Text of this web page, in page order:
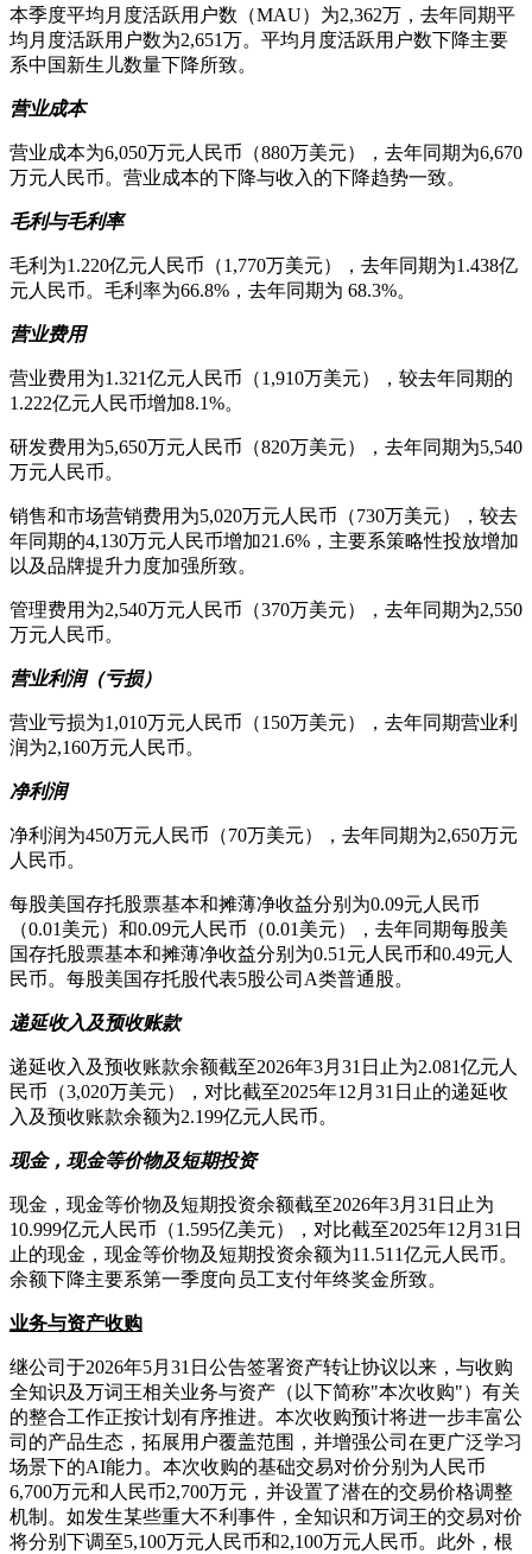
本季度平均月度活跃用户数（MAU）为2,362万，去年同期平
均月度活跃用户数为2,651万。平均月度活跃用户数下降主要
系中国新生儿数量下降所致。
营业成本
营业成本为6,050万元人民币（880万美元），去年同期为6,670
万元人民币。营业成本的下降与收入的下降趋势一致。
毛利与毛利率
毛利为1.220亿元人民币（1,770万美元），去年同期为1.438亿
元人民币。毛利率为66.8%，去年同期为 68.3%。
营业费用
营业费用为1.321亿元人民币（1,910万美元），较去年同期的
1.222亿元人民币增加8.1%。
研发费用为5,650万元人民币（820万美元），去年同期为5,540
万元人民币。
销售和市场营销费用为5,020万元人民币（730万美元），较去
年同期的4,130万元人民币增加21.6%，主要系策略性投放增加
以及品牌提升力度加强所致。
管理费用为2,540万元人民币（370万美元），去年同期为2,550
万元人民币。
营业利润（亏损）
营业亏损为1,010万元人民币（150万美元），去年同期营业利
润为2,160万元人民币。
净利润
净利润为450万元人民币（70万美元），去年同期为2,650万元
人民币。
每股美国存托股票基本和摊薄净收益分别为0.09元人民币
（0.01美元）和0.09元人民币（0.01美元），去年同期每股美
国存托股票基本和摊薄净收益分别为0.51元人民币和0.49元人
民币。每股美国存托股代表5股公司A类普通股。
递延收入及预收账款
递延收入及预收账款余额截至2026年3月31日止为2.081亿元人
民币（3,020万美元），对比截至2025年12月31日止的递延收
入及预收账款余额为2.199亿元人民币。
现金，现金等价物及短期投资
现金，现金等价物及短期投资余额截至2026年3月31日止为
10.999亿元人民币（1.595亿美元），对比截至2025年12月31日
止的现金，现金等价物及短期投资余额为11.511亿元人民币。
余额下降主要系第一季度向员工支付年终奖金所致。
业务与资产收购
继公司于2026年5月31日公告签署资产转让协议以来，与收购
全知识及万词王相关业务与资产（以下简称"本次收购"）有关
的整合工作正按计划有序推进。本次收购预计将进一步丰富公
司的产品生态，拓展用户覆盖范围，并增强公司在更广泛学习
场景下的AI能力。本次收购的基础交易对价分别为人民币
6,700万元和人民币2,700万元，并设置了潜在的交易价格调整
机制。如发生某些重大不利事件，全知识和万词王的交易对价
将分别下调至5,100万元人民币和2,100万元人民币。此外，根